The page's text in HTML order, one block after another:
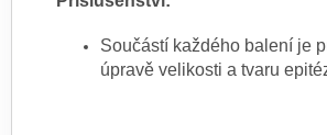
Součástí každého balení je
úpravě velikosti a tvaru